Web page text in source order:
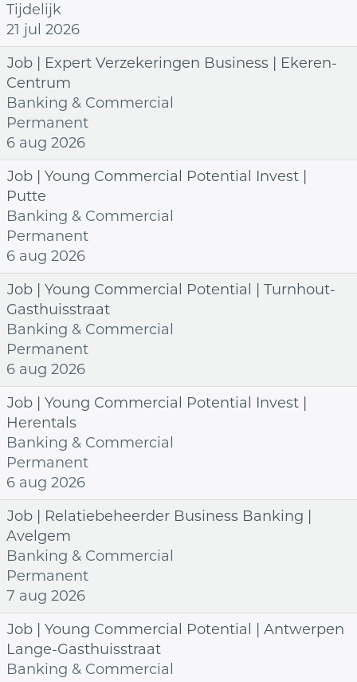
Tijdelijk
21 jul 2026
Job | Expert Verzekeringen Business | Ekeren-
Centrum
Banking & Commercial
Permanent
6 aug 2026
Job | Young Commercial Potential Invest |
Putte
Banking & Commercial
Permanent
6 aug 2026
Job | Young Commercial Potential | Turnhout-
Gasthuisstraat
Banking & Commercial
Permanent
6 aug 2026
Job | Young Commercial Potential Invest |
Herentals
Banking & Commercial
Permanent
6 aug 2026
Job | Relatiebeheerder Business Banking |
Avelgem
Banking & Commercial
Permanent
7 aug 2026
Job | Young Commercial Potential | Antwerpen
Lange-Gasthuisstraat
Banking & Commercial